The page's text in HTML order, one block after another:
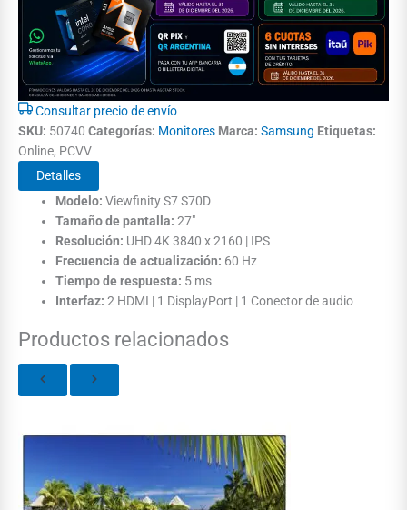
Consultar precio de envío
SKU: 50740 Categorías: Monitores Marca: Samsung Etiquetas:
Online, PCVV
Detalles
Modelo: Viewfinity S7 S70D
Tamaño de pantalla: 27"
Resolución: UHD 4K 3840 x 2160 | IPS
Frecuencia de actualización: 60 Hz
Tiempo de respuesta: 5 ms
Interfaz: 2 HDMI | 1 DisplayPort | 1 Conector de audio
Productos relacionados